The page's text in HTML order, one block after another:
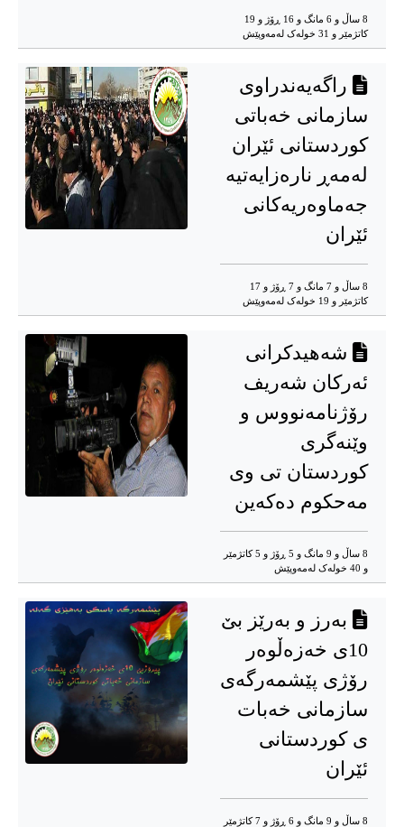
8 ساڵ و 6 مانگ و 16 ڕۆژ و 19
کاتژمێر و 31 خوله‌ک له‌مه‌وپێش‌
راگەیەندراوی
سازمانی خەباتی
کوردستانی ئێران
لەمەڕ نارەزایەتیە
جەماوەریەکانی
ئێران
8 ساڵ و 7 مانگ و 7 ڕۆژ و 17
کاتژمێر و 19 خوله‌ک له‌مه‌وپێش‌
شەهیدکرانی
ئەرکان شەریف
رۆژنامەنووس و
وێنەگری
کوردستان تی وی
مەحکوم دەکەین
8 ساڵ و 9 مانگ و 5 ڕۆژ و 5 کاتژمێر
و 40 خوله‌ک له‌مه‌وپێش‌
بەرز و بەرێز بێ
10ی خەزەڵوەر
رۆژی پێشمەرگەی
سازمانی خەبات
ی کوردستانی
ئێران
8 ساڵ و 9 مانگ و 6 ڕۆژ و 7 کاتژمێر